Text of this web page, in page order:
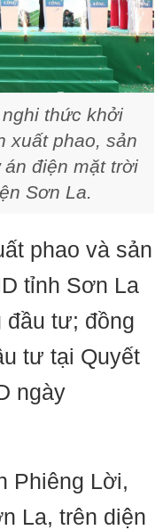
thức khởi
xuất phao, sản
điện mặt trời
Sơn La.
phao và sản
tỉnh Sơn La
đầu tư; đồng
tư tại Quyết
ngày
Phiêng Lời,
La, trên diện